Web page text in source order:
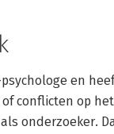
en
conflicten op
onderzoeker.